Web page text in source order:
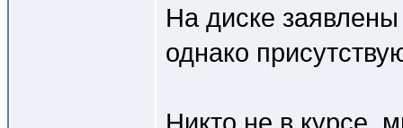
На диске
однако